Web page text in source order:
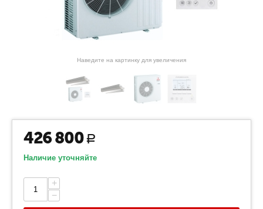
Наведите на картинку для увеличения
426 800 Р
Наличие уточняйте
+
−